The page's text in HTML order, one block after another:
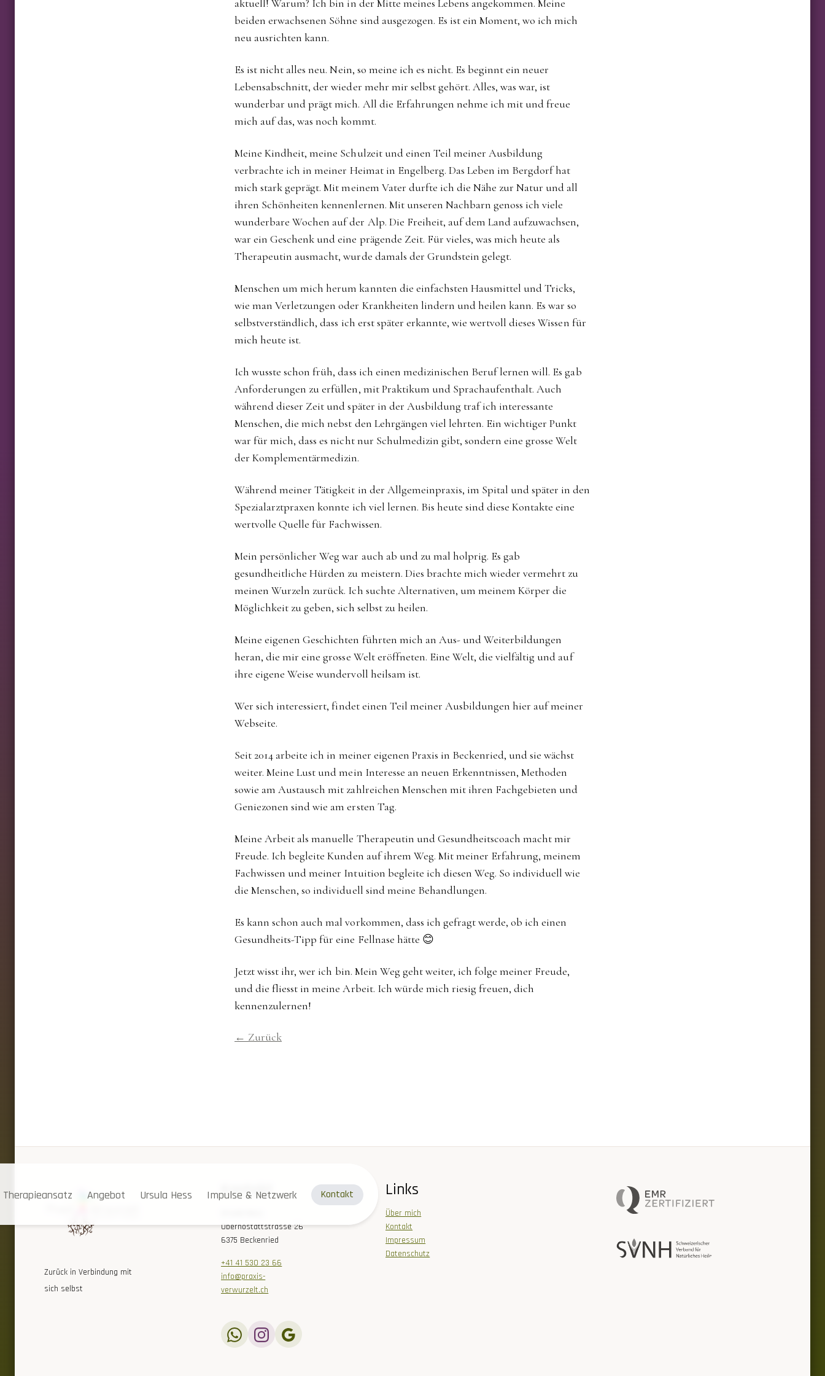
aktuell! Warum? Ich bin in der Mitte meines Lebens angekommen. Meine
beiden erwachsenen Söhne sind ausgezogen. Es ist ein Moment, wo ich mich
neu ausrichten kann.
Es ist nicht alles neu. Nein, so meine ich es nicht. Es beginnt ein neuer
Lebensabschnitt, der wieder mehr mir selbst gehört. Alles, was war, ist
wunderbar und prägt mich. All die Erfahrungen nehme ich mit und freue
mich auf das, was noch kommt.
Meine Kindheit, meine Schulzeit und einen Teil meiner Ausbildung
verbrachte ich in meiner Heimat in Engelberg. Das Leben im Bergdorf hat
mich stark geprägt. Mit meinem Vater durfte ich die Nähe zur Natur und all
ihren Schönheiten kennenlernen. Mit unseren Nachbarn genoss ich viele
wunderbare Wochen auf der Alp. Die Freiheit, auf dem Land aufzuwachsen,
war ein Geschenk und eine prägende Zeit. Für vieles, was mich heute als
Therapeutin ausmacht, wurde damals der Grundstein gelegt.
Menschen um mich herum kannten die einfachsten Hausmittel und Tricks,
wie man Verletzungen oder Krankheiten lindern und heilen kann. Es war so
selbstverständlich, dass ich erst später erkannte, wie wertvoll dieses Wissen für
mich heute ist.
Ich wusste schon früh, dass ich einen medizinischen Beruf lernen will. Es gab
Anforderungen zu erfüllen, mit Praktikum und Sprachaufenthalt. Auch
während dieser Zeit und später in der Ausbildung traf ich interessante
Menschen, die mich nebst den Lehrgängen viel lehrten. Ein wichtiger Punkt
war für mich, dass es nicht nur Schulmedizin gibt, sondern eine grosse Welt
der Komplementärmedizin.
Während meiner Tätigkeit in der Allgemeinpraxis, im Spital und später in den
Spezialarztpraxen konnte ich viel lernen. Bis heute sind diese Kontakte eine
wertvolle Quelle für Fachwissen.
Mein persönlicher Weg war auch ab und zu mal holprig. Es gab
gesundheitliche Hürden zu meistern. Dies brachte mich wieder vermehrt zu
meinen Wurzeln zurück. Ich suchte Alternativen, um meinem Körper die
Möglichkeit zu geben, sich selbst zu heilen.
Meine eigenen Geschichten führten mich an Aus- und Weiterbildungen
heran, die mir eine grosse Welt eröffneten. Eine Welt, die vielfältig und auf
ihre eigene Weise wundervoll heilsam ist.
Wer sich interessiert, findet einen Teil meiner Ausbildungen hier auf meiner
Webseite.
Seit 2014 arbeite ich in meiner eigenen Praxis in Beckenried, und sie wächst
weiter. Meine Lust und mein Interesse an neuen Erkenntnissen, Methoden
sowie am Austausch mit zahlreichen Menschen mit ihren Fachgebieten und
Geniezonen sind wie am ersten Tag.
Meine Arbeit als manuelle Therapeutin und Gesundheitscoach macht mir
Freude. Ich begleite Kunden auf ihrem Weg. Mit meiner Erfahrung, meinem
Fachwissen und meiner Intuition begleite ich diesen Weg. So individuell wie
die Menschen, so individuell sind meine Behandlungen.
Es kann schon auch mal vorkommen, dass ich gefragt werde, ob ich einen
Gesundheits-Tipp für eine Fellnase hätte 😊
Jetzt wisst ihr, wer ich bin. Mein Weg geht weiter, ich folge meiner Freude,
und die fliesst in meine Arbeit. Ich würde mich riesig freuen, dich
kennenzulernen!
← Zurück
Therapieansatz Angebot Ursula Hess Impulse & Netzwerk Kontakt
Zurück in Verbindung mit
sich selbst
Kontakt
Oberhostattstrasse 26
6375 Beckenried
+41 41 530 23 66
info@praxis-
verwurzelt.ch
Links
Über mich
Kontakt
Impressum
Datenschutz